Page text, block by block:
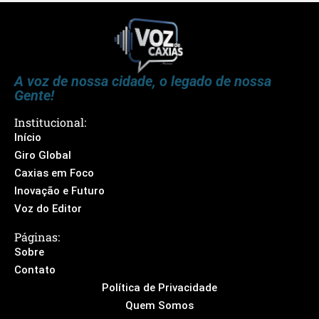
A voz de nossa cidade, o legado de nossa
Gente!
Institucional:
Início
Giro Global
Caxias em Foco
Inovação e Futuro
Voz do Editor
Páginas:
Sobre
Contato
Política de Privacidade
Quem Somos